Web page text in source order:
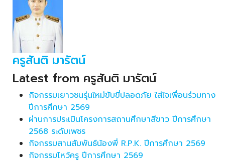
ครูสันติ มารัตน์
Latest from ครูสันติ มารัตน์
กิจกรรมเยาวชนรุ่นใหม่ขับขี่ปลอดภัย ใส่ใจเพื่อนร่วมทาง
ปีการศึกษา 2569
ผ่านการประเมินโครงการสถานศึกษาสีขาว ปีการศึกษา
2568 ระดับเพชร
กิจกรรมสานสัมพันธ์น้องพี่ R.P.K. ปีการศึกษา 2569
กิจกรรมไหว้ครู ปีการศึกษา 2569